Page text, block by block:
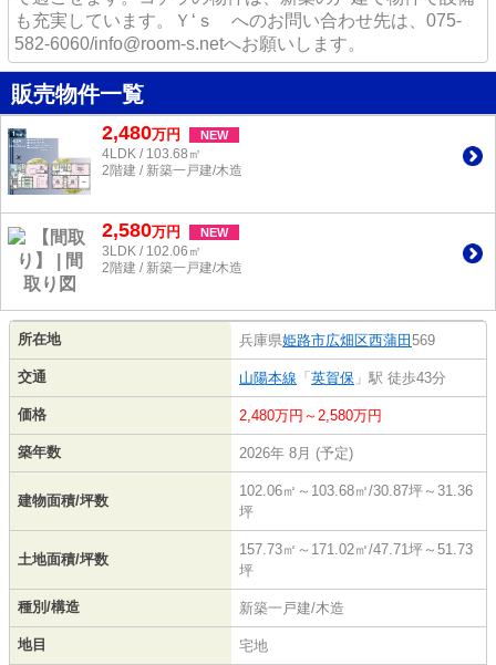
も充実しています。Ｙ‘ｓ へのお問い合わせ先は、075-
582-6060/info@room-s.netへお願いします。
販売物件一覧
2,480万円 NEW
4LDK / 103.68㎡
2階建 / 新築一戸建/木造
2,580万円 NEW
3LDK / 102.06㎡
2階建 / 新築一戸建/木造
所在地 兵庫県姫路市広畑区西蒲田569
交通 山陽本線 「英賀保 」駅 徒歩43分
価格 2,480万円～2,580万円
築年数 2026年 8月 (予定)
建物面積/坪数
102.06㎡～103.68㎡/30.87坪～31.36
坪
土地面積/坪数
157.73㎡～171.02㎡/47.71坪～51.73
坪
種別/構造 新築一戸建/木造
地目 宅地